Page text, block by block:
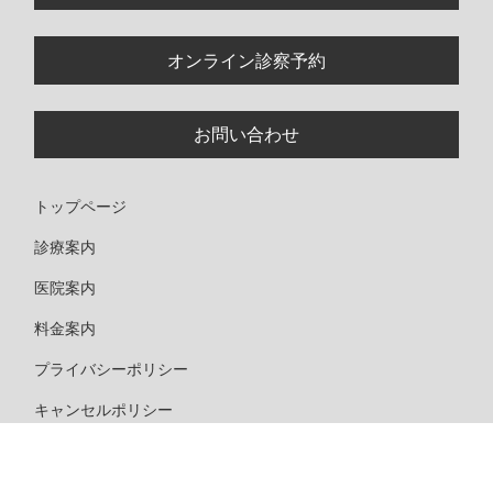
オンライン診察予約
お問い合わせ
トップページ
診療案内
医院案内
料金案内
プライバシーポリシー
キャンセルポリシー